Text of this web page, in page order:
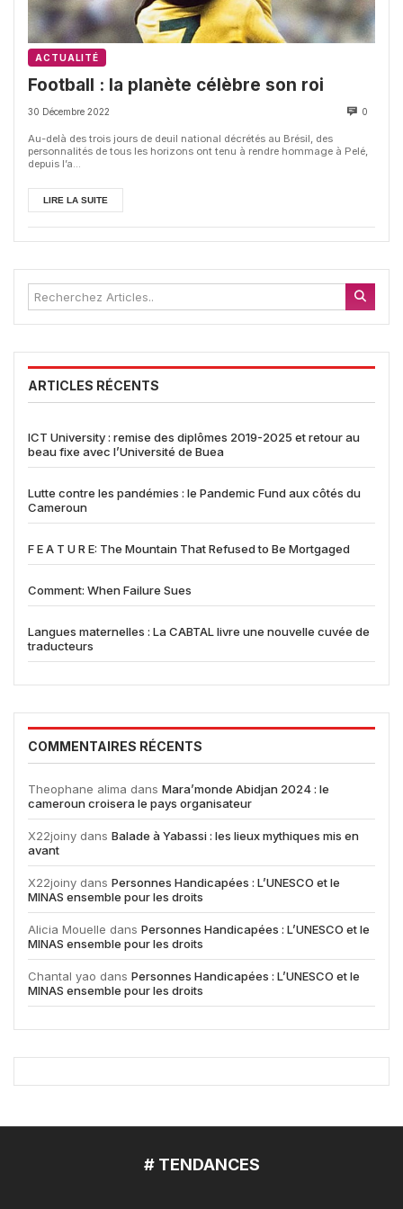
ACTUALITÉ
Football : la planète célèbre son roi
30 Décembre 2022 0
Au-delà des trois jours de deuil national décrétés au Brésil, des
personnalités de tous les horizons ont tenu à rendre hommage à Pelé,
depuis l’a...
LIRE LA SUITE
ARTICLES RÉCENTS
ICT University : remise des diplômes 2019-2025 et retour au
beau fixe avec l’Université de Buea
Lutte contre les pandémies : le Pandemic Fund aux côtés du
Cameroun
F E A T U R E: The Mountain That Refused to Be Mortgaged
Comment: When Failure Sues
Langues maternelles : La CABTAL livre une nouvelle cuvée de
traducteurs
COMMENTAIRES RÉCENTS
Theophane alima dans Mara’monde Abidjan 2024 : le
cameroun croisera le pays organisateur
X22joiny dans Balade à Yabassi : les lieux mythiques mis en
avant
X22joiny dans Personnes Handicapées : L’UNESCO et le
MINAS ensemble pour les droits
Alicia Mouelle dans Personnes Handicapées : L’UNESCO et le
MINAS ensemble pour les droits
Chantal yao dans Personnes Handicapées : L’UNESCO et le
MINAS ensemble pour les droits
# TENDANCES